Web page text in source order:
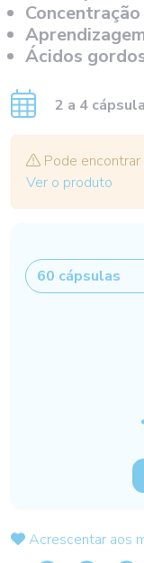
Concentração
Ácidos
2 a 4
Pode
Ver o produto
Acrescentar aos